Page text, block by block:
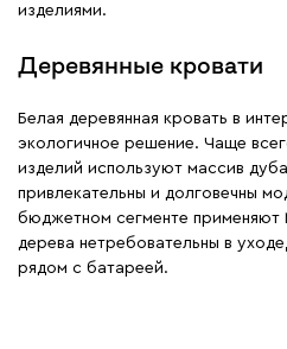
изделиями.
Деревянные кровати
Белая деревянная кровать в
экологичное решение. Чаще
изделий используют массив
привлекательны и долговечны
бюджетном сегменте
дерева нетребовательны в
рядом с батареей.